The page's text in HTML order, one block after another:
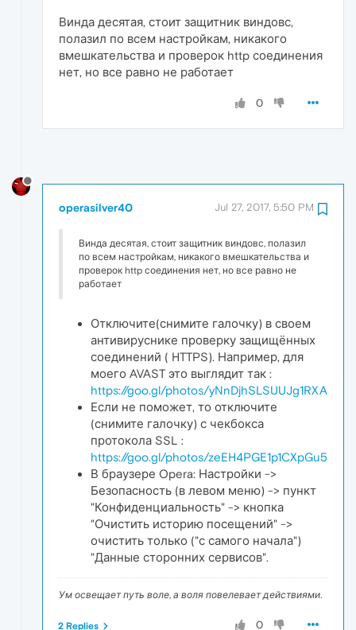
Винда десятая, стоит защитник виндовс,
полазил по всем настройкам, никакого
вмешкательства и проверок http соединения
нет, но все равно не работает
0
operasilver40 Jul 27, 2017, 5:50 PM
Винда десятая, стоит защитник виндовс, полазил
по всем настройкам, никакого вмешкательства и
проверок http соединения нет, но все равно не
работает
Отключите(снимите галочку) в своем
антивируснике проверку защищённых
соединений ( HTTPS). Например, для
моего AVAST это выглядит так :
https://goo.gl/photos/yNnDjhSLSUUJg1RXA
Если не поможет, то отключите
(снимите галочку) с чекбокса
протокола SSL :
https://goo.gl/photos/zeEH4PGE1p1CXpGu5
В браузере Opera: Настройки ->
Безопасность (в левом меню) -> пункт
"Конфиденциальность" -> кнопка
"Очистить историю посещений" ->
очистить только ("с самого начала")
"Данные сторонних сервисов".
Ум освещает путь воле, а воля повелевает действиями.
0
2 Replies